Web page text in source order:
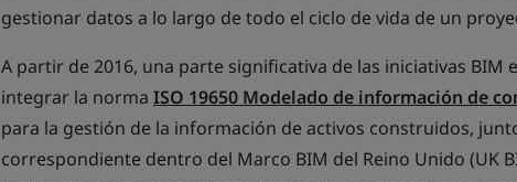
gestionar datos a lo largo de todo el ciclo de vida de un
A partir de 2016, una parte significativa de las iniciativas BIM
integrar la norma ISO 19650 Modelado de información de
para la gestión de la información de activos construidos,
correspondiente dentro del Marco BIM del Reino Unido (UK